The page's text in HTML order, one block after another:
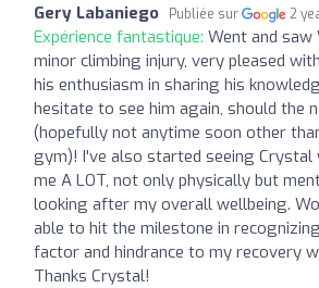
Gery Labaniego Publiée sur 2
Expérience fantastique: Went and
minor climbing injury, very pleased
his enthusiasm in sharing his
hesitate to see him again, should the
(hopefully not anytime soon other
gym)! I've also started seeing Crystal
me A LOT, not only physically but
looking after my overall wellbeing.
able to hit the milestone in
factor and hindrance to my recovery
Thanks Crystal!